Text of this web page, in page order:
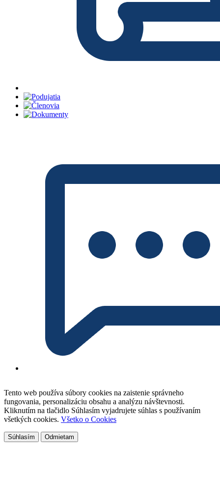
Tento web používa súbory cookies na zaistenie správneho
fungovania, personalizáciu obsahu a analýzu návštevnosti.
Kliknutím na tlačidlo Súhlasím vyjadrujete súhlas s používaním
všetkých cookies. Všetko o Cookies
Súhlasím Odmietam